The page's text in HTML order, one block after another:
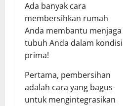
Ada banyak cara
membersihkan rumah
Anda membantu menjaga
tubuh Anda dalam kondisi
prima!
Pertama, pembersihan
adalah cara yang bagus
untuk mengintegrasikan